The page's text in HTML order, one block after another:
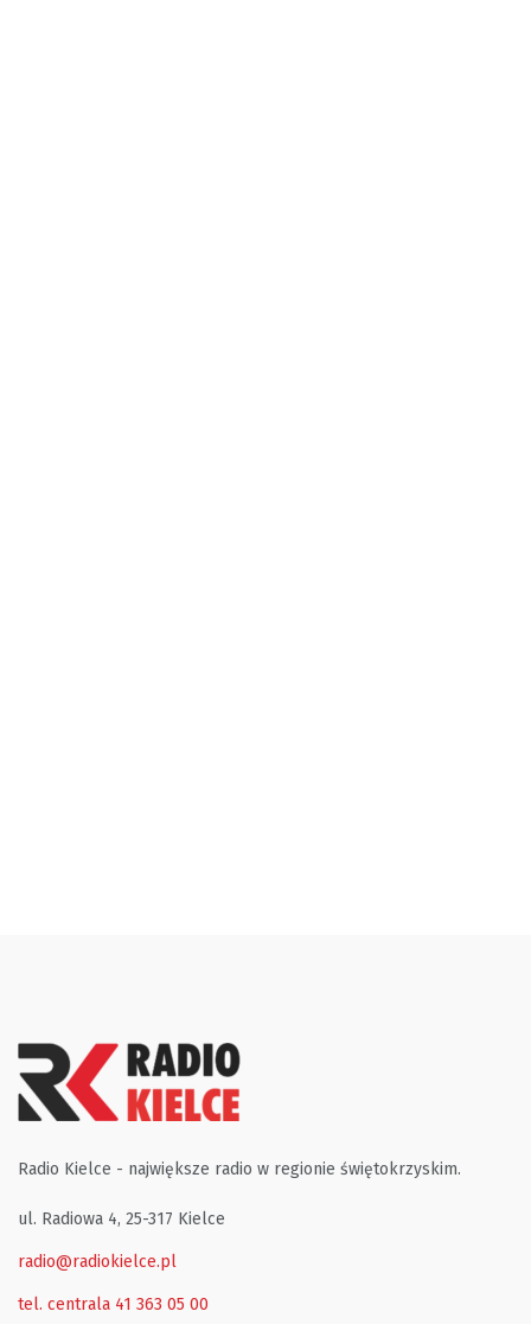
Radio Kielce - największe radio w regionie świętokrzyskim.
ul. Radiowa 4, 25-317 Kielce
radio@radiokielce.pl
tel. centrala 41 363 05 00